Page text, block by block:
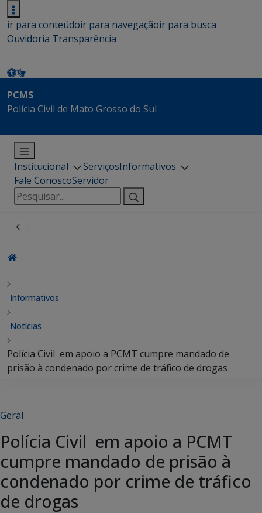
ir para conteúdoir para navegaçãoir para busca
Ouvidoria Transparência
PCMS
Polícia Civil de Mato Grosso do Sul
Institucional ServiçosInformativos
Fale ConoscoServidor
Pesquisar
por:
Informativos
Notícias
Polícia Civil em apoio a PCMT cumpre mandado de
prisão à condenado por crime de tráfico de drogas
Geral
Polícia Civil em apoio a PCMT
cumpre mandado de prisão à
condenado por crime de tráfico
de drogas